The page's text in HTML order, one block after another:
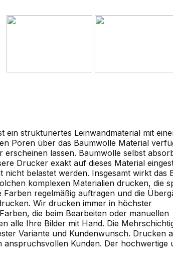
ein strukturiertes Leinwandmaterial mit
Poren über das Baumwolle Material
lassen. Baumwolle selbst
Drucker exakt auf dieses Material
belastet werden. Insgesamt wirkt das
komplexen Materialien drucken, die
regelmäßig auftragen und die
Wir drucken immer in höchster
die beim Bearbeiten oder manuellen
alle Ihre Bilder mit Hand. Die
Variante und Kundenwunsch. Drucken
anspruchsvollen Kunden. Der hochwertige